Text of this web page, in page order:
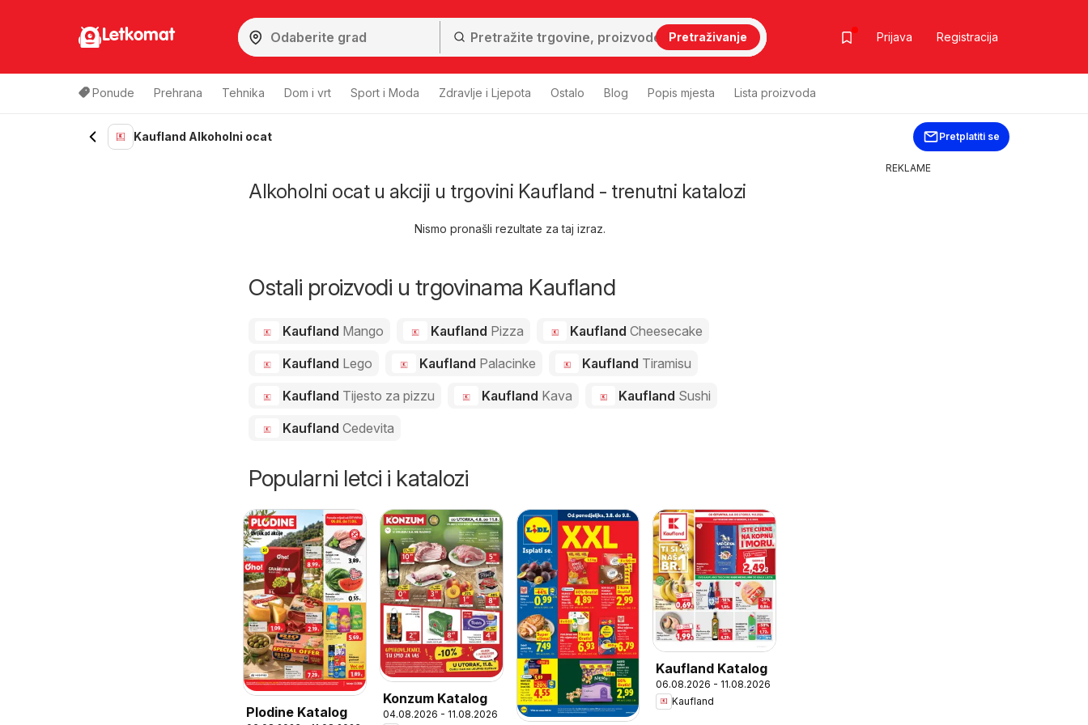
Letkomat Pretraživanje Prijava Registracija
Ponude Prehrana Tehnika Dom i vrt Sport i Moda Zdravlje i Ljepota Ostalo Blog Popis mjesta Lista proizvoda
Kaufland Alkoholni ocat Pretplatiti se
Alkoholni ocat u akciji u trgovini Kaufland - trenutni katalozi
Nismo pronašli rezultate za taj izraz.
Ostali proizvodi u trgovinama Kaufland
Kaufland Mango Kaufland Pizza KauflandCheesecake
Kaufland Lego Kaufland Palacinke Kaufland Tiramisu
Kaufland Tijesto za pizzu Kaufland Kava Kaufland Sushi
Kaufland Cedevita
Popularni letci i katalozi
Plodine Katalog
Konzum Katalog
04.08.2026 - 11.08.2026
Kaufland Katalog
06.08.2026 - 11.08.2026
Kaufland
REKLAME